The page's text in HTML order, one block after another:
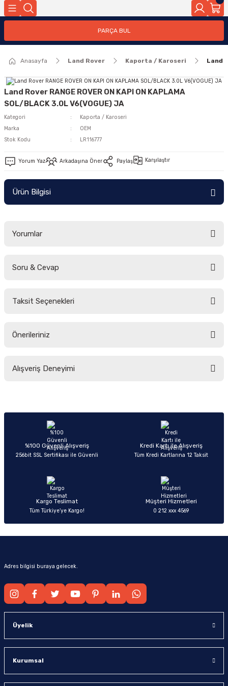
PARÇA BUL
Anasayfa Land Rover Kaporta / Karoseri Land
Land Rover RANGE ROVER ON KAPI ON KAPLAMA
SOL/BLACK 3.0L V6(VOGUE) JA
Kategori
Kaporta / Karoseri
Marka
OEM
Stok Kodu
LR116777
Yorum Yaz Arkadaşına Öner Paylaş Karşılaştır
Ürün Bilgisi
Yorumlar
Soru & Cevap
Taksit Seçenekleri
Önerileriniz
yetersiz gördüğünüz noktaları öneri formunu kullanarak tarafımıza
Ürün açıklamasında eksik bilgiler bulunuyor.
Ürün bilgilerinde hatalar bulunuyor.
Ürün fiyatı diğer sitelerden daha pahalı.
Alışveriş Deneyimi
Sitemize ilk yorumu siz yapın!
%100 Güvenli Alışveriş
256bit SSL Sertifikası ile Güvenli
Kredi Kartı ile Alışveriş
Tüm Kredi Kartlarına 12 Taksit
Kargo Teslimat
Tüm Türkiye’ye Kargo!
Müşteri Hizmetleri
0 212 xxx 4569
Adres bilgisi buraya gelecek.
Üyelik
Kurumsal